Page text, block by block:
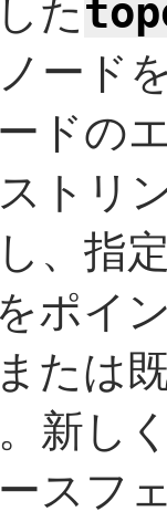
た
ード
ドの
トリ
、指
ポイ
たは
新し
スフ